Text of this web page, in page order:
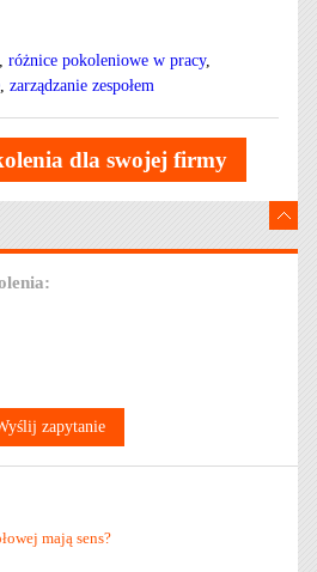
, różnice pokoleniowe w pracy,
, zarządzanie zespołem
dla swojej firmy
zapytanie
mają sens?